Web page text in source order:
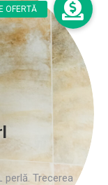
perlă. Trecerea